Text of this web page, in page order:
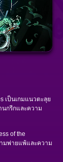
เป็นเกมแนวตะลุย
นกรีกและความ
of the
มพ่ายแพ้และความ